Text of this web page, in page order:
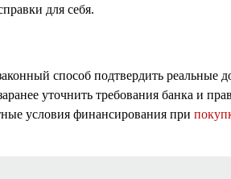
для себя.
способ подтвердить реальные
уточнить требования банка и
условия финансирования при